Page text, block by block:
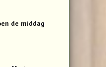
de middag